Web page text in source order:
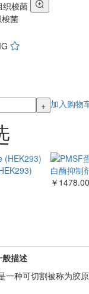
菌
+ 加入购物
白酶抑制
￥1478.00
般描述
一种可切割被称为胶